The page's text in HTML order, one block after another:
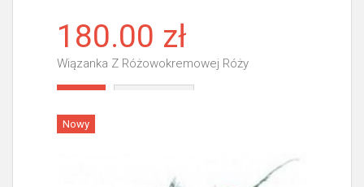
180.00 zł
Wiązanka Z Różowokremowej Róży
Nowy